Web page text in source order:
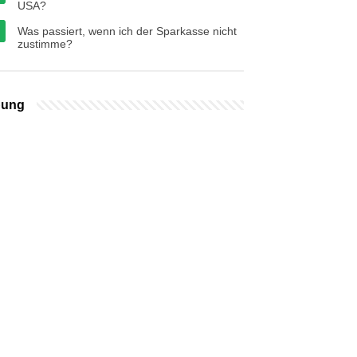
USA?
Was passiert, wenn ich der Sparkasse nicht
zustimme?